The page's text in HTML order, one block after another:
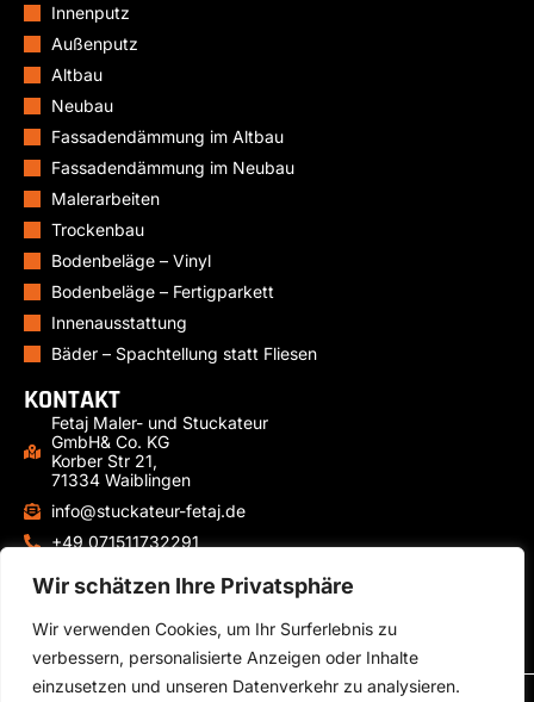
Wir schätzen Ihre Privatsphäre
Wir verwenden Cookies, um Ihr Surferlebnis zu
verbessern, personalisierte Anzeigen oder Inhalte
einzusetzen und unseren Datenverkehr zu analysieren.
Innenputz
Außenputz
Altbau
Neubau
Fassadendämmung im Altbau
Fassadendämmung im Neubau
Malerarbeiten
Trockenbau
Bodenbeläge – Vinyl
Bodenbeläge – Fertigparkett
Innenausstattung
Bäder – Spachtellung statt Fliesen
KONTAKT
Fetaj Maler- und Stuckateur
GmbH& Co. KG
Korber Str 21,
71334 Waiblingen
info@stuckateur-fetaj.de
+49 071511732291
+49 15771491238